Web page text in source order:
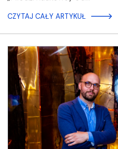
CZYTAJ CAŁY ARTYKUŁ